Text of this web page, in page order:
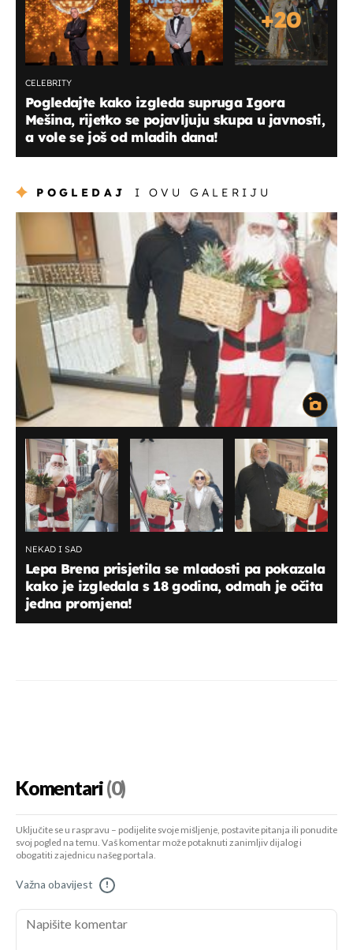
+20
CELEBRITY
Pogledajte kako izgleda supruga Igora
Mešina, rijetko se pojavljuju skupa u javnosti,
a vole se još od mladih dana!
POGLEDAJ I OVU GALERIJU
NEKAD I SAD
Lepa Brena prisjetila se mladosti pa pokazala
kako je izgledala s 18 godina, odmah je očita
jedna promjena!
Komentari(0)
Uključite se u raspravu – podijelite svoje mišljenje, postavite pitanja ili ponudite
svoj pogled na temu. Vaš komentar može potaknuti zanimljiv dijalog i
obogatiti zajednicu našeg portala.
Važna obavijest !